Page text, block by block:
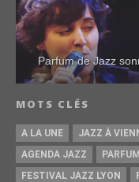
Parfum de Jazz
MOTS CLÉS
A LA UNE JAZZ À
AGENDA JAZZ
FESTIVAL JAZZ LYON